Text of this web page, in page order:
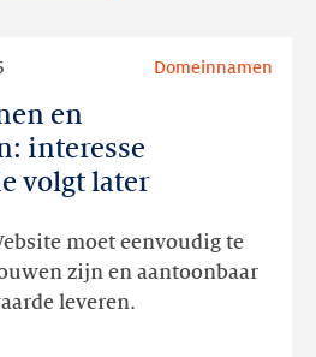
en
interesse
volgt later
Domeinnamen
moet eenvoudig te
zijn en aantoonbaar
leveren.